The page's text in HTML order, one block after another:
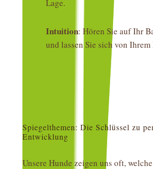
Lage.
Intuition: Hören Sie auf Ihr
und lassen Sie sich von
Spiegelthemen: Die Schlüssel zu
Entwicklung
Unsere Hunde zeigen uns oft,